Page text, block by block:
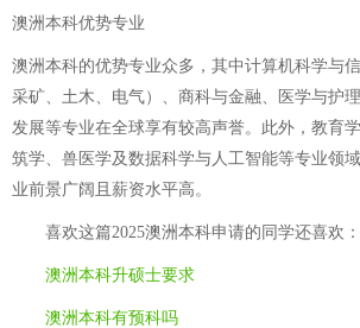
澳洲本科优势专业
澳洲本科的优势专业众多，其中计算机科学与
采矿、土木、电气）、商科与金融、医学与护
发展等专业在全球享有较高声誉。此外，教育
筑学、兽医学及数据科学与人工智能等专业领
业前景广阔且薪资水平高。
喜欢这篇2025澳洲本科申请的同学还喜欢：
澳洲本科升硕士要求
澳洲本科有预科吗